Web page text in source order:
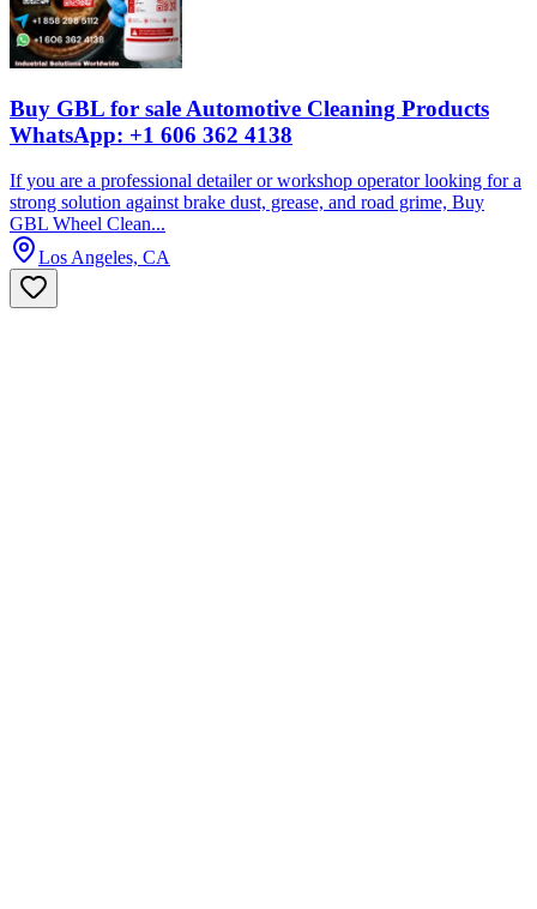
Buy GBL for sale Automotive Cleaning Products
WhatsApp: +1 606 362 4138
If you are a professional detailer or workshop operator looking for a
strong solution against brake dust, grease, and road grime, Buy
GBL Wheel Clean...
Los Angeles, CA